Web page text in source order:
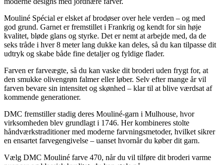
Mouliné Spécial er elsket af brodøser over hele verden – og med
god grund. Garnet er fremstillet i Frankrig og kendt for sin høje
kvalitet, bløde glans og styrke. Det er nemt at arbejde med, da de
seks tråde i hver 8 meter lang dukke kan deles, så du kan tilpasse dit
udtryk og skabe både fine detaljer og fyldige flader.
Farven er farveægte, så du kan vaske dit broderi uden frygt for, at
den smukke olivengrøn falmer eller løber. Selv efter mange år vil
farven bevare sin intensitet og skønhed – klar til at blive værdsat af
kommende generationer.
DMC fremstiller stadig deres Mouliné-garn i Mulhouse, hvor
virksomheden blev grundlagt i 1746. Her kombineres stolte
håndværkstraditioner med moderne farvningsmetoder, hvilket sikrer
en ensartet farvegengivelse – uanset hvornår du køber dit garn.
Vælg DMC Mouliné farve 470, når du vil tilføre dit broderi varme